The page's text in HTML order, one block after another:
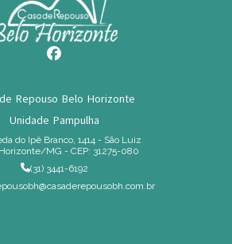
Repouso Belo Horizonte
Unidade Pampulha
do Ipê Branco, 1414 - São Luiz
MG - CEP: 31275-080
(31) 3441-6192